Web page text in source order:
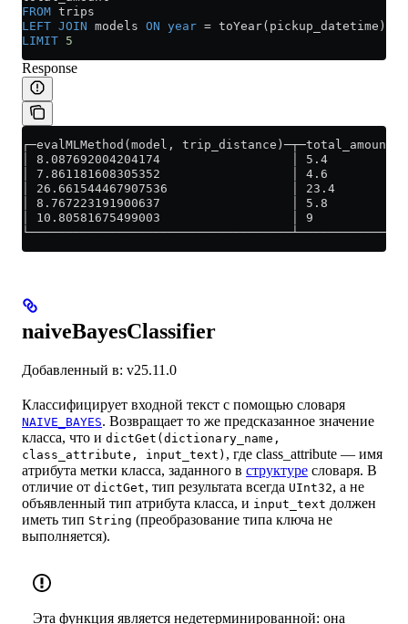
FROM trips
LEFT JOIN models ON year = toYear(pickup_datetime)
LIMIT 5
Response
┌─evalMLMethod(model, trip_distance)─┬─total_amount─┐
│ 8.087692004204174                  │ 5.4          │
│ 7.861181608305352                  │ 4.6          │
│ 26.661544467907536                 │ 23.4         │
│ 8.767223191900637                  │ 5.8          │
│ 10.80581675499003                  │ 9            │
└────────────────────────────────────┴──────────────┘
naiveBayesClassifier
Добавленный в: v25.11.0
Классифицирует входной текст с помощью словаря
NAIVE_BAYES. Возвращает то же предсказанное значение
класса, что и dictGet(dictionary_name,
class_attribute, input_text) , где class_attribute — имя
атрибута метки класса, заданного в структуре словаря. В
отличие от dictGet, тип результата всегда UInt32, а не
объявленный тип атрибута класса, и input_text должен
иметь тип String (преобразование типа ключа не
выполняется).
Эта функция является недетерминированной: она